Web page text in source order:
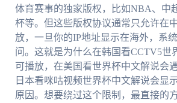
体育赛事的独家版权，比如NBA、中
杯等。但这些版权协议通常只允许在
放，一旦你的IP地址显示在海外，系
问。这就是为什么在韩国看CCTV5世
可播放，在美国看世界杯中文解说会
日本看咪咕视频世界杯中文解说会显
原因。想要绕过这个限制，最直接的